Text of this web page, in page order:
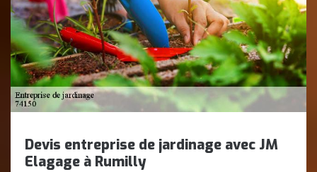
Devis entreprise de jardinage avec JM
Elagage à Rumilly